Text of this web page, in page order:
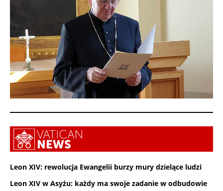
Leon XIV: rewolucja Ewangelii burzy mury dzielące ludzi
Leon XIV w Asyżu: każdy ma swoje zadanie w odbudowie